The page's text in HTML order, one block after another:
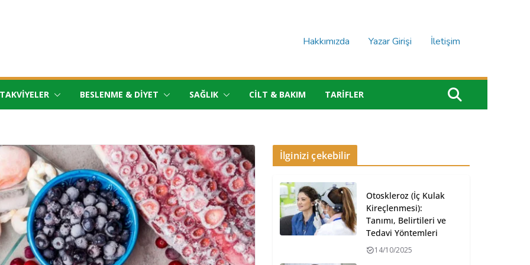
Hakkımızda Yazar Girişi İletişim
TAKVIYELER BESLENME & DIYET SAĞLIK CILT & BAKIM TARIFLER
İlginizi çekebilir
Otoskleroz (İç Kulak
Kireçlenmesi):
Tanımı, Belirtileri ve
Tedavi Yöntemleri
14/10/2025